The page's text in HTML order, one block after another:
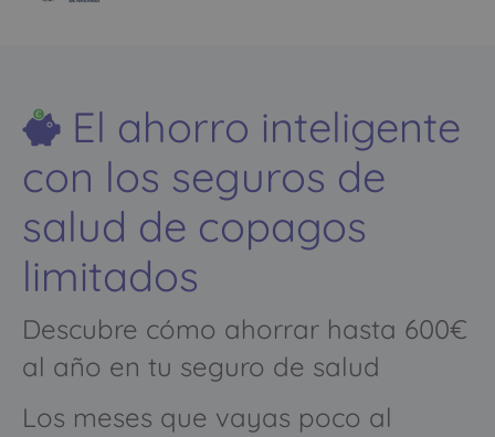
El ahorro inteligente
con los seguros de
salud de copagos
limitados
Descubre cómo ahorrar hasta 600€
al año en tu seguro de salud
Los meses que vayas poco al